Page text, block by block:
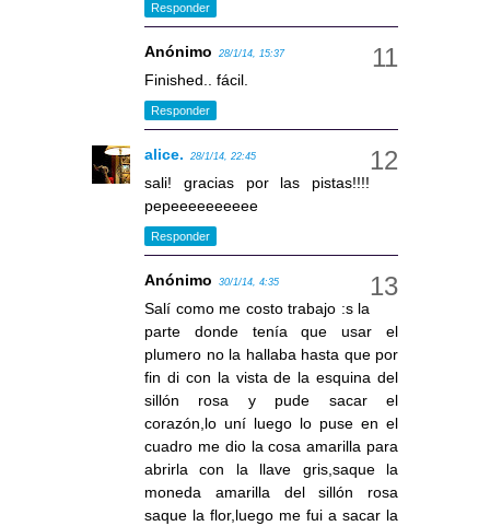
Responder
Anónimo 28/1/14, 15:37
Finished.. fácil.
Responder
alice. 28/1/14, 22:45
sali! gracias por las pistas!!!!
pepeeeeeeeeee
Responder
Anónimo 30/1/14, 4:35
Salí como me costo trabajo :s la
parte donde tenía que usar el
plumero no la hallaba hasta que por
fin di con la vista de la esquina del
sillón rosa y pude sacar el
corazón,lo uní luego lo puse en el
cuadro me dio la cosa amarilla para
abrirla con la llave gris,saque la
moneda amarilla del sillón rosa
saque la flor,luego me fui a sacar la